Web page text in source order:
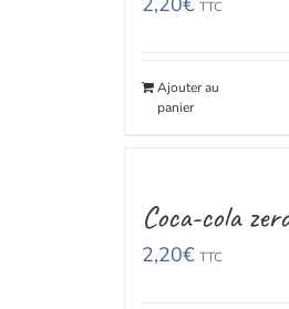
TTC
Ajouter au
panier
Coca-cola
2,20€ TTC